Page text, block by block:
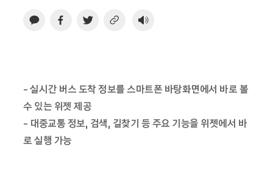
- 실시간 버스 도착 정보를 스마트폰 바탕화면에서 바로 볼
수 있는 위젯 제공
- 대중교통 정보, 검색, 길찾기 등 주요 기능을 위젯에서 바
로 실행 가능